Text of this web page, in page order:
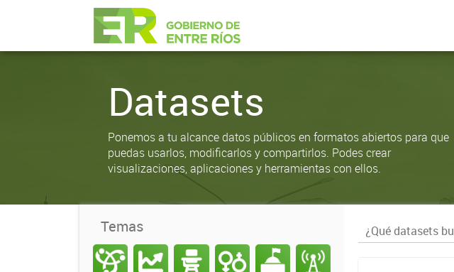
Datasets
Ponemos a tu alcance datos públicos en formatos abiertos para que
puedas usarlos, modificarlos y compartirlos. Podes crear
visualizaciones, aplicaciones y herramientas con ellos.
Temas